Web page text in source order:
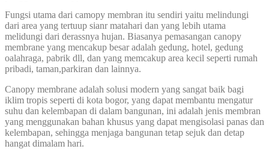
Fungsi utama dari camopy membran itu sendiri yaitu melindungi
dari area yang tertuup sianr matahari dan yang lebih utama
melidungi dari derassnya hujan. Biasanya pemasangan canopy
membrane yang mencakup besar adalah gedung, hotel, gedung
oalahraga, pabrik dll, dan yang memcakup area kecil seperti rumah
pribadi, taman,parkiran dan lainnya.
Canopy membrane adalah solusi modern yang sangat baik bagi
iklim tropis seperti di kota bogor, yang dapat membantu mengatur
suhu dan kelembapan di dalam bangunan, ini adalah jenis membran
yang menggunakan bahan khusus yang dapat mengisolasi panas dan
kelembapan, sehingga menjaga bangunan tetap sejuk dan detap
hangat dimalam hari.